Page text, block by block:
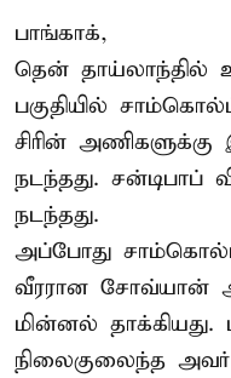
பாங்காக்,
தென்
பகுதியில்
சிரின்
நடந்தது. சன்டிபாப்
நடந்தது.
அப்போது
வீரரான சோவ்யான்
மின்னல் தாக்கியது.
நிலைகுலைந்த